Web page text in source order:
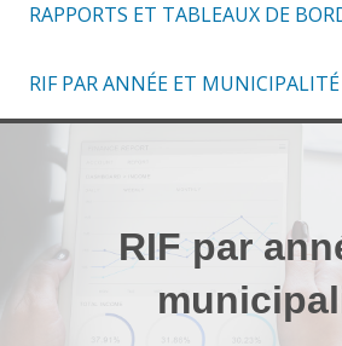
RAPPORTS ET TABLEAUX DE
RIF PAR ANNÉE ET MUNICIPALITÉ
RIF par